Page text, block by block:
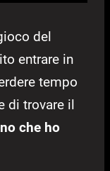
del
entrare in
tempo
di trovare il
che ho